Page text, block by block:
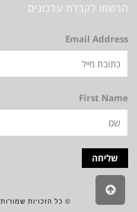
הרשמו לקבלת עדכונים
Email Address
First Name
© כל הזכויות שמורות 2024 למגזין PNIM
גלילה
לראש